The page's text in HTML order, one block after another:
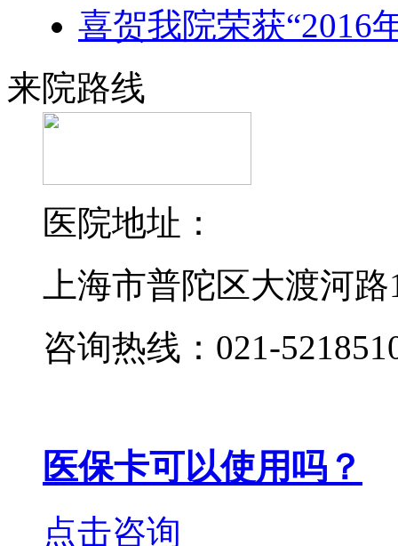
喜贺我院荣获“2016
来院路线
医院地址：
上海市普陀区大渡河
咨询热线：021-
医保卡可以使用吗？
点击咨询